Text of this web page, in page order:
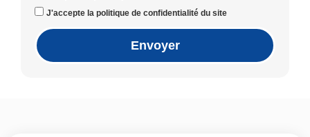
J'accepte la politique de confidentialité du site
Envoyer